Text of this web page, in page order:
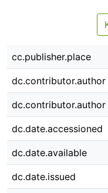
cc.publisher.place
dc.contributor.author
dc.contributor.author
dc.date.accessioned
dc.date.available
dc.date.issued